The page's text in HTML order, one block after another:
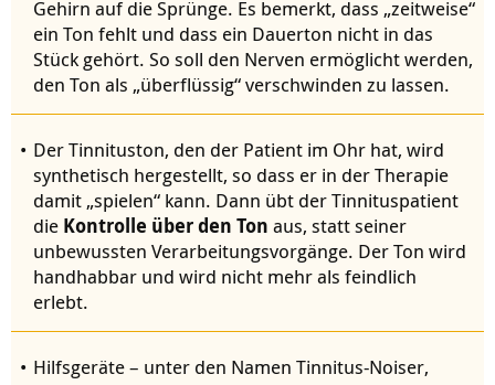
Gehirn auf die Sprünge. Es bemerkt, dass „zeitweise“
ein Ton fehlt und dass ein Dauerton nicht in das
Stück gehört. So soll den Nerven ermöglicht werden,
den Ton als „überflüssig“ verschwinden zu lassen.
Der Tinnituston, den der Patient im Ohr hat, wird
synthetisch hergestellt, so dass er in der Therapie
damit „spielen“ kann. Dann übt der Tinnituspatient
die Kontrolle über den Ton aus, statt seiner
unbewussten Verarbeitungsvorgänge. Der Ton wird
handhabbar und wird nicht mehr als feindlich
erlebt.
Hilfsgeräte – unter den Namen Tinnitus-Noiser,